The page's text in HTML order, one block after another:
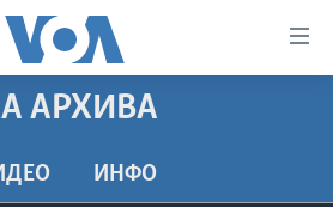
АРХИВА
ИНФО